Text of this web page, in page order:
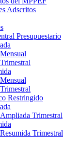
Adscritos
Presupuestario
Mensual
Trimestral
Mensual
Trimestral
Restringido
Ampliada Trimestral
Resumida Trimestral